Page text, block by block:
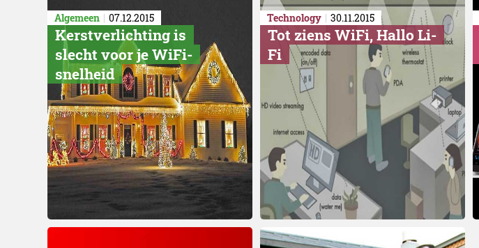
Algemeen 07.12.2015
Kerstverlichting is
slecht voor je WiFi-
snelheid
Technology 30.11.2015
Tot ziens WiFi, Hallo Li-
Fi